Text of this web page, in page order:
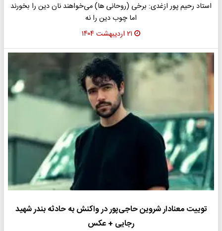
استاد رحیم پور ازغدی: برخی (روحانی ها) می‌خواهند نان دین را بخورند
اما چوب دین را نه
۲۱ اردیبهشت ۱۴۰۴
توییت معنادار شروین حاجی‌پور در واکنش به حادثه بندر شهید
رجایی + عکس